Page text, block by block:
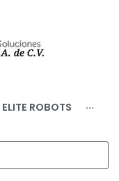
ELITE ROBOTS ···